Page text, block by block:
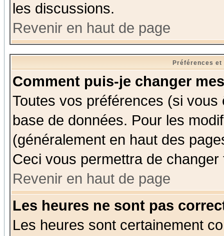
les discussions.
Revenir en haut de page
Préférences
Comment puis-je changer
Toutes vos préférences (si
base de données. Pour les
(généralement en haut des
Ceci vous permettra de
Revenir en haut de page
Les heures ne sont pas
Les heures sont certainement